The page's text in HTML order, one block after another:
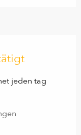
jeden tag